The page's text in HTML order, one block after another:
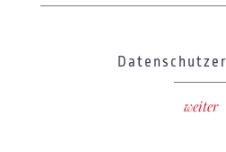
weiter